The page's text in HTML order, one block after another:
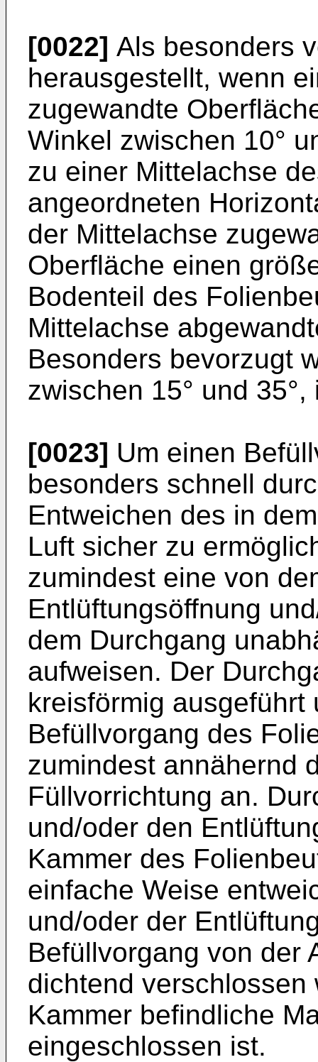
[0022] Als besonders
herausgestellt, wenn
zugewandte
Winkel zwischen 10°
zu einer Mittelachse
angeordneten
der Mittelachse
Oberfläche einen
Bodenteil des
Mittelachse
Besonders bevorzugt
zwischen 15° und
[0023] Um einen
besonders schnell
Entweichen des in
Luft sicher zu
zumindest eine von
Entlüftungsöffnung
dem Durchgang
aufweisen. Der
kreisförmig ausgeführt
Befüllvorgang des
zumindest annähernd
Füllvorrichtung an.
und/oder den
Kammer des
einfache Weise
und/oder der
Befüllvorgang von der
dichtend
Kammer befindliche
eingeschlossen ist.